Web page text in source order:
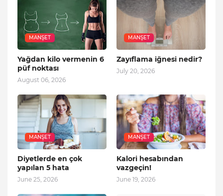
MANŞET
Yağdan kilo vermenin 6
püf noktası
August 06, 2026
MANŞET
Zayıflama iğnesi nedir?
July 20, 2026
MANŞET
Diyetlerde en çok
yapılan 5 hata
June 25, 2026
MANŞET
Kalori hesabından
vazgeçin!
June 19, 2026